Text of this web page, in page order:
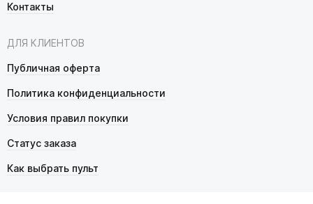
Контакты
ДЛЯ КЛИЕНТОВ
Публичная оферта
Политика конфиденциальности
Условия правил покупки
Статус заказа
Как выбрать пульт